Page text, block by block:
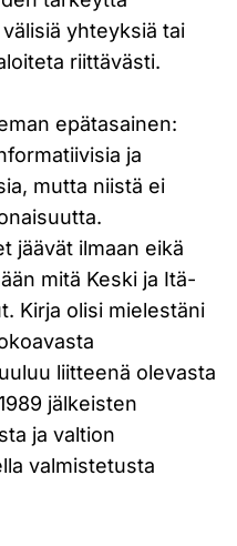
yhteyksiä tai
riittävästi.
epätasainen:
ja
mutta niistä ei
jäävät ilmaan eikä
mitä Keski ja Itä-
Kirja olisi mielestäni
liitteenä olevasta
jälkeisten
ja valtion
valmistetusta